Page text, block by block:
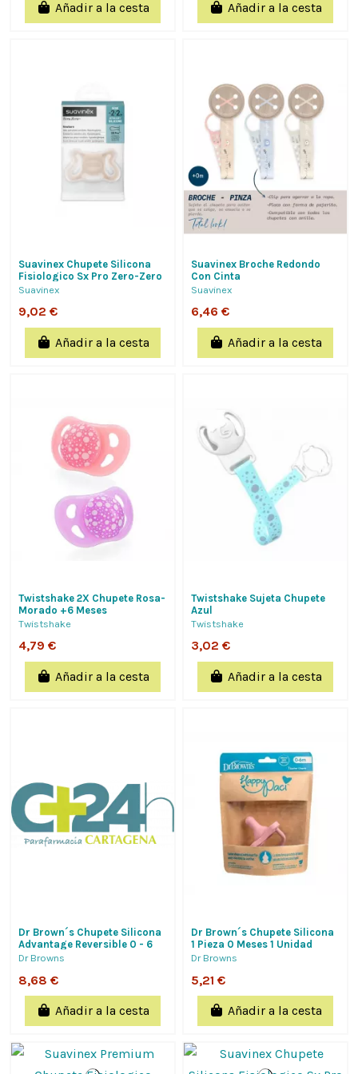
Añadir a la cesta Añadir a la cesta
Suavinex Chupete Silicona
Fisiologico Sx Pro Zero-Zero
-2 - 2 Meses 1 Unidad Light
Suavinex
9,02 €
Añadir a la cesta
Suavinex Broche Redondo
Con Cinta
Suavinex
6,46 €
Añadir a la cesta
Twistshake 2X Chupete Rosa-
Morado +6 Meses
Twistshake
4,79 €
Añadir a la cesta
Twistshake Sujeta Chupete
Azul
Twistshake
3,02 €
Añadir a la cesta
Dr Brown´s Chupete Silicona
Advantage Reversible 0 - 6
Meses 2 Unidades Colores
Dr Browns
8,68 €
Añadir a la cesta
Dr Brown´s Chupete Silicona
1 Pieza 0 Meses 1 Unidad
Color Rosa
Dr Browns
5,21 €
Añadir a la cesta